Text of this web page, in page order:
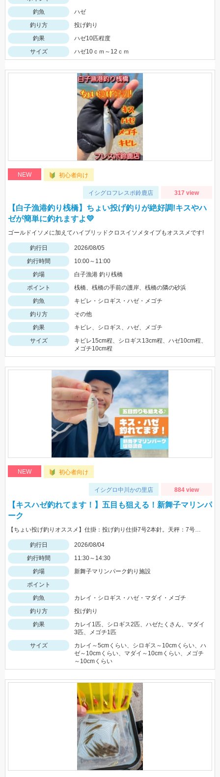
釣魚
ハゼ
釣り方
投げ釣り
釣果
ハゼ10匹程度
サイズ
ハゼ10ｃｍ～12ｃｍ
NEW 初心者向け
イシグロフレスポ鈴鹿店 317 view
【白子漁港釣り桟橋】ちょい投げ釣りが絶好調!キスやハ
ゼが簡単に釣れますよ💛
ゴールドイソメに加えてハイブリッドクロスイソメタイプもオススメです!
釣行日
2026/08/05
釣行時間
10:00～11:00
釣場
白子漁港 釣り桟橋
ポイント
桟橋、桟橋の手前の護岸、桟橋の隣の砂浜
釣魚
キビレ・シロギス・ハゼ・メゴチ
釣り方
その他
釣果
キビレ、シロギス、ハゼ、メゴチ
サイズ
キビレ15cm程、シロギス13cm程、ハゼ10cm程、
メゴチ10cm程
NEW 初心者向け
イシグロ中川かの里店 884 view
【キスハゼ釣れてます！】五目も狙える！新舞子マリンパ
ーク
【ちょい投げ釣りオススメ】仕掛：投げ釣り仕掛7号2本針。天秤：7号。エサ：石ゴカイorゴールドイソメ。誘い方：サビいて止めての繰り返し。
釣行日
2026/08/04
釣行時間
11:30～14:30
釣場
新舞子マリンパーク釣り施設
ポイント
釣魚
カレイ・シロギス・ハゼ・マダイ・メゴチ
釣り方
投げ釣り
釣果
カレイ1匹、シロギス2匹、ハゼたくさん、マダイ
3匹、メゴチ1匹
サイズ
カレイ～5cmくらい、シロギス～10cmくらい、ハ
ゼ～10cmくらい、マダイ～10cmくらい、メゴチ
～10cmくらい